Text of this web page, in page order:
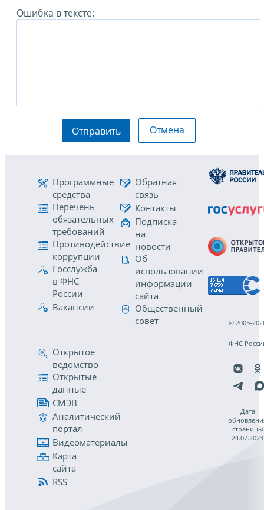
Ошибка в тексте:
Отправить Отмена
Программные
средства
Перечень
обязательных
требований
Противодействие
коррупции
Госслужба
в ФНС
России
Вакансии
Обратная
связь
Контакты
Подписка
на
новости
Об
использовании
информации
сайта
Общественный
совет
Открытое
ведомство
Открытые
данные
СМЭВ
Аналитический
портал
Видеоматериалы
Карта
сайта
RSS
© 2005-
ФНС
Дата
страницы
24.07.2023